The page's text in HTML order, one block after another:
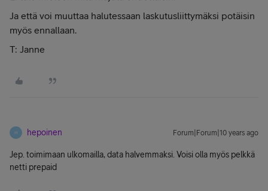
Ja että voi muuttaa halutessaan laskutusliittymäksi potäisin
myös ennallaan.
T: Janne
H hepoinen Forum|Forum|10 years ago
Jep. toimimaan ulkomailla, data halvemmaksi. Voisi olla myös pelkkä
netti prepaid